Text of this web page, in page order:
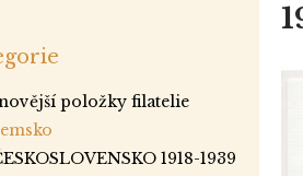
položky filatelie
1918-1939